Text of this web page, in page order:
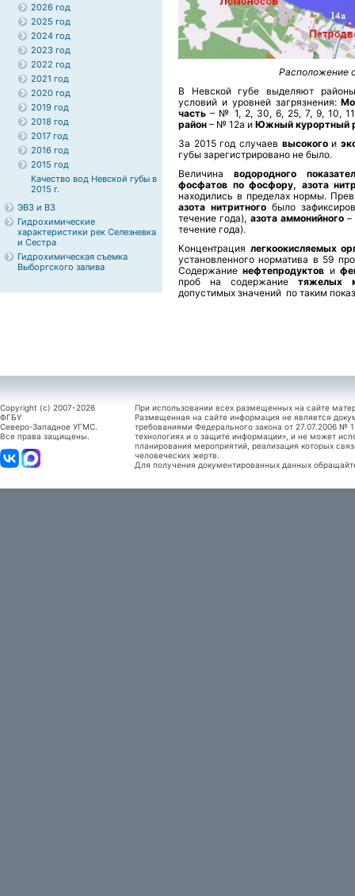
2026 год
2025 год
2024 год
2023 год
2022 год
2021 год
2020 год
2019 год
2018 год
2017 год
2016 год
2015 год
Качество вод Невской губы в
2015 г.
ЭВЗ и ВЗ
Гидрохимические
характеристики рек Селезневка
и Сестра
Гидрохимическая съемка
Выборгского залива
Расположение
В Невской губе выделяют
условий и уровней загрязнения:
часть – № 1, 2, 30, 6, 25, 7, 9, 10,
район – № 12а и Южный курортный
За 2015 год случаев высокогои
губы зарегистрировано не было.
Величина водородного
фосфатов по фосфору, азота
находились в пределах нормы.
азота нитритногобыло
течение года), азота аммонийного–
течение года).
Концентрация легкоокисляемых
установленного норматива в 59
Содержаниенефтепродуктов и
проб на содержание тяжелых
допустимых значений по таким
Copyright (c) 2007-2026
ФГБУ
Северо-Западное УГМС.
Все права защищены.
При использовании всех размещенных на сайте
Размещенная на сайте информация не является
требованиями Федерального закона от 27.07.2006
технологиях и о защите информации», и не может
планирования мероприятий, реализация которых
человеческих жертв.
Для получения документированных данных